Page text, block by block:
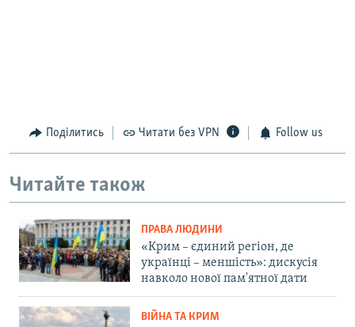
Поділитись Читати без VPN Follow us
Читайте також
ПРАВА ЛЮДИНИ
«Крим – єдиний регіон, де
українці – меншість»: дискусія
навколо нової пам'ятної дати
ВІЙНА ТА КРИМ